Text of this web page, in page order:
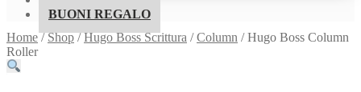
BUONI REGALO
Home/Shop/Hugo Boss Scrittura /Column /Hugo Boss Column
Roller